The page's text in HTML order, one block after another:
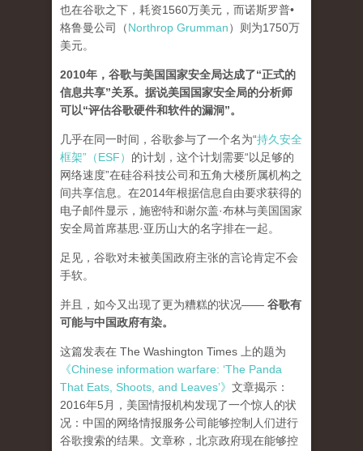
也在谷歌之下，耗资1560万美元，而诺斯罗普•
格鲁曼公司（Northrop Grumman）则为1750万
美元。
2010年，谷歌与美国国家安全局达成了“正式的
信息共享”关系。据说美国国家安全局的分析师
可以“评估谷歌硬件和软件的漏洞”。
几乎在同一时间，谷歌参与了一个名为“持久安全
框架”（ESF） 的计划，这个计划需要“以足够的
网络速度”在硅谷科技公司和五角大楼所属机构之
间共享信息。在2014年根据信息自由要求获得的
电子邮件显示，施密特和谢尔盖·布林与美国国家
安全局首席基思·亚历山大的名字排在一起。
足见，谷歌对未被美国政府主张的言论肯定不会
手软。
并且，如今又出现了更为糟糕的状况—— 谷歌有
可能与中国政府有染。
这篇发表在 The Washington Times 上的题为
《Chinese information warfare: ‘The Panda
That Eats, Shoots, and Leaves’》 文章揭示：
2016年5月，美国情报机构发现了一个惊人的状
况：中国的网络情报服务公司能够控制人们进行
谷歌搜索的结果。文章称，北京政府现在能够控